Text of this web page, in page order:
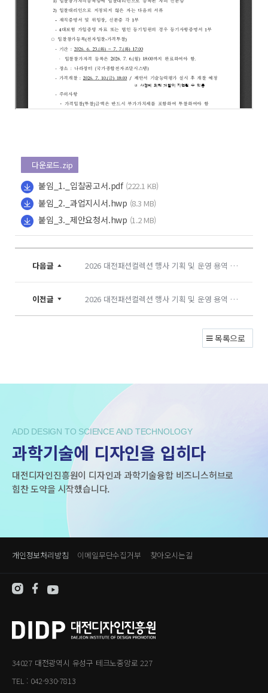
다운로드.zip
붙임_1._입찰공고서.pdf (222.1 KB)
붙임_2._과업지시서.hwp (8.3 MB)
붙임_3._제안요청서.hwp (1.2 MB)
다음글 2026 대전패션컬렉션 행사 기획 및 운영 용역 낙찰자 선정 결과 공고
이전글 2026 대전패션컬렉션 행사 기획 및 운영 용역 제안사 선정결과 공고
목록으로
ADD DESIGN TO SCIENCE AND TECHNOLOGY
과학기술에 디자인을 입히다
대전디자인진흥원이 디자인과 과학기술융합 비즈니스허브로
힘찬 도약을 시작했습니다.
개인정보처리방침 이메일무단수집거부 찾아오시는길
34027 대전광역시 유성구 테크노중앙로 227
TEL : 042-930-7813